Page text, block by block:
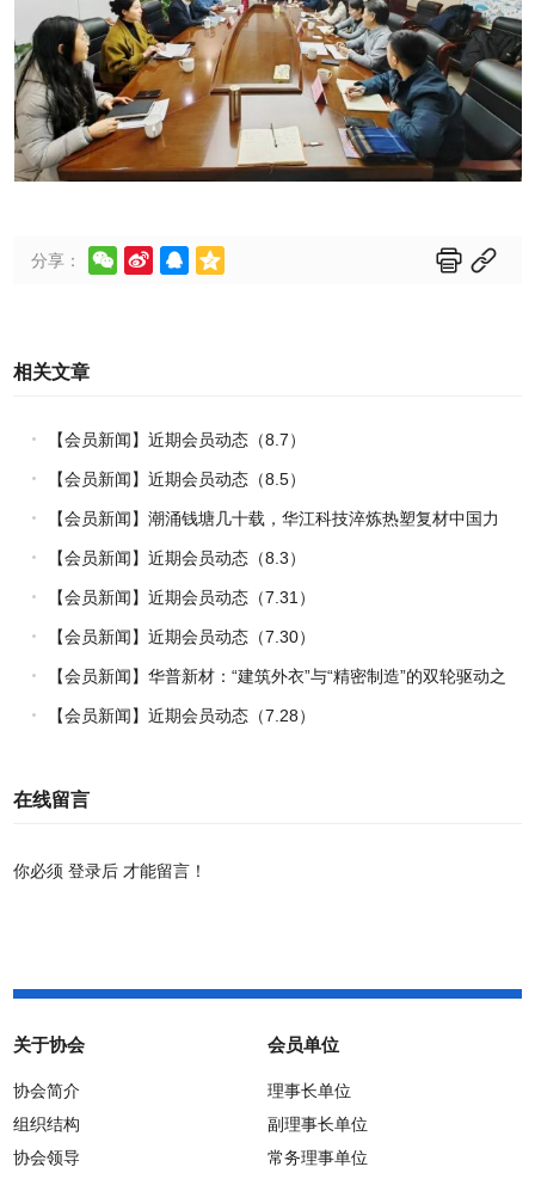
分享：      
相关文章
【会员新闻】近期会员动态（8.7）
【会员新闻】近期会员动态（8.5）
【会员新闻】潮涌钱塘几十载，华江科技淬炼热塑复材中国力
量
【会员新闻】近期会员动态（8.3）
【会员新闻】近期会员动态（7.31）
【会员新闻】近期会员动态（7.30）
【会员新闻】华普新材：“建筑外衣”与“精密制造”的双轮驱动之
路
【会员新闻】近期会员动态（7.28）
在线留言
你必须登录后 才能留言！
关于协会
协会简介
组织结构
协会领导
会员单位
理事长单位
副理事长单位
常务理事单位